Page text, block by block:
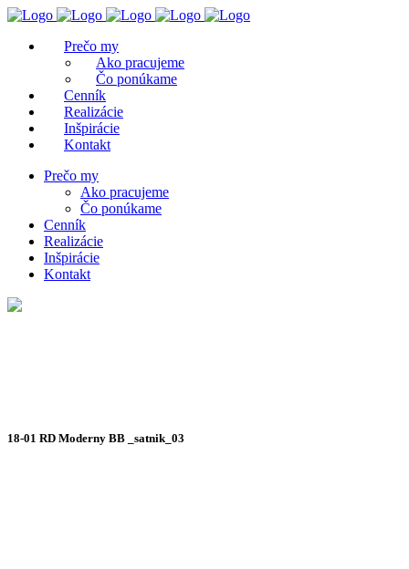
Prečo my
Ako pracujeme
Čo ponúkame
Cenník
Realizácie
Inšpirácie
Kontakt
Prečo my
Ako pracujeme
Čo ponúkame
Cenník
Realizácie
Inšpirácie
Kontakt
18-01 RD Moderny BB _satnik_03